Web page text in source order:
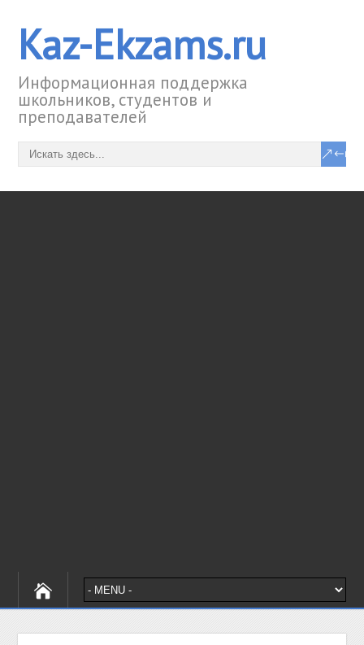
Kaz-Ekzams.ru
Информационная поддержка
школьников, студентов и
преподавателей